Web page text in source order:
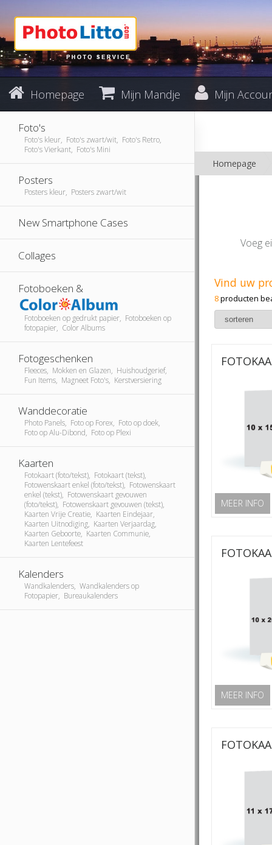
Homepage Mijn Mandje Mijn
Foto's
Foto's kleur, Foto's zwart/wit, Foto's Retro,
Foto's Vierkant, Foto's Mini
Posters
Posters kleur, Posters zwart/wit
New Smartphone Cases
Collages
Fotoboeken &
Fotoboeken op gedrukt papier, Fotoboeken op
fotopapier, Color Albums
Fotogeschenken
Fleeces, Mokken en Glazen, Huishoudgerief,
Fun Items, Magneet Foto's, Kerstversiering
Wanddecoratie
Photo Panels, Foto op Forex, Foto op doek,
Foto op Alu-Dibond, Foto op Plexi
Kaarten
Fotokaart (foto/tekst), Fotokaart (tekst),
Fotowenskaart enkel (foto/tekst), Fotowenskaart
enkel (tekst), Fotowenskaart gevouwen
(foto/tekst), Fotowenskaart gevouwen (tekst),
Kaarten Vrije Creatie, Kaarten Eindejaar,
Kaarten Uitnodiging, Kaarten Verjaardag,
Kaarten Geboorte, Kaarten Communie,
Kaarten Lentefeest
Kalenders
Wandkalenders, Wandkalenders op
Fotopapier, Bureaukalenders
Homepage
Voeg
Vind uw
8producten
MEER INFO
MEER INFO